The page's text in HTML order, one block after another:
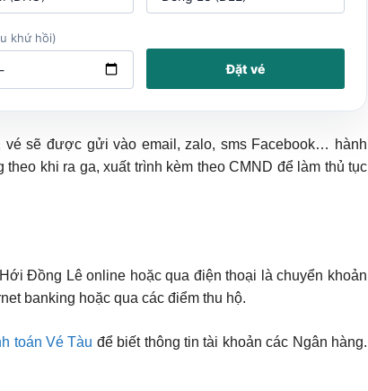
khứ hồi)
Đặt vé
sẽ được gửi vào email, zalo, sms Facebook… hành
khi ra ga, xuất trình kèm theo CMND để làm thủ tục
Đồng Lê online hoặc qua điện thoại là chuyển khoản
banking hoặc qua các điểm thu hộ.
toán Vé Tàu để biết thông tin tài khoản các Ngân hàng.